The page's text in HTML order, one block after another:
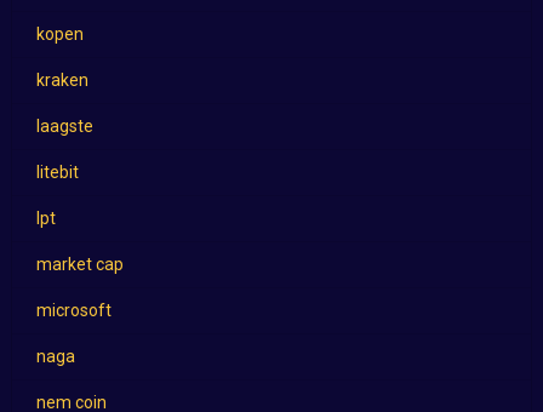
kopen
kraken
laagste
litebit
lpt
market cap
microsoft
naga
nem coin